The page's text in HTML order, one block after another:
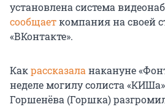
установлена система
сообщаеткомпания на своей
«ВКонтакте».
Какрассказала накануне
неделе могилу солиста
Горшенёва (Горшка)